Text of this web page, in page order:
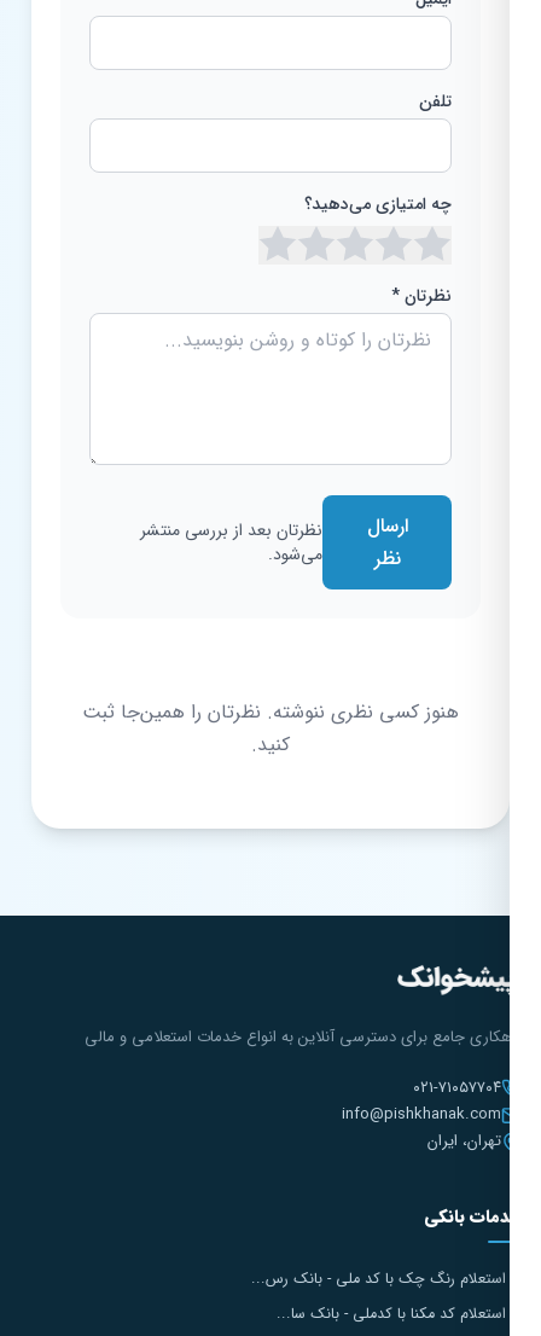
تلفن
چه امتیازی می‌دهید؟
نظرتان *
ارسال
نظرتان بعد از بررسی منتشر
می‌شود.
هنوز کسی نظری ننوشته. نظرتان را همین‌جا ثبت
کنید.
جامع برای دسترسی آنلاین به انواع خدمات استعلامی و مالی
۰۲۱-۷۱۰۵۷۷۰۴
info@pishkhanak.com
تهران، ایران
بانکی
استعلام رنگ چک با کد ملی - بانک رس...
استعلام کد مکنا با کدملی - بانک سا...